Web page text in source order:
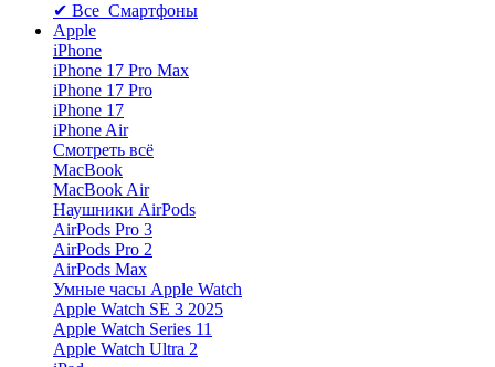
✔ Все Смартфоны
Apple
iPhone
iPhone 17 Pro Max
iPhone 17 Pro
iPhone 17
iPhone Air
Смотреть всё
MacBook
MacBook Air
Наушники AirPods
AirPods Pro 3
AirPods Pro 2
AirPods Max
Умные часы Apple Watch
Apple Watch SE 3 2025
Apple Watch Series 11
Apple Watch Ultra 2